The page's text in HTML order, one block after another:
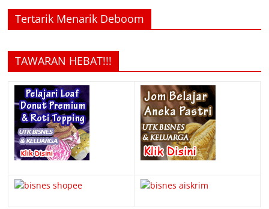
Tertarik Menarik Deboom
TAWARAN HEBAT!!!